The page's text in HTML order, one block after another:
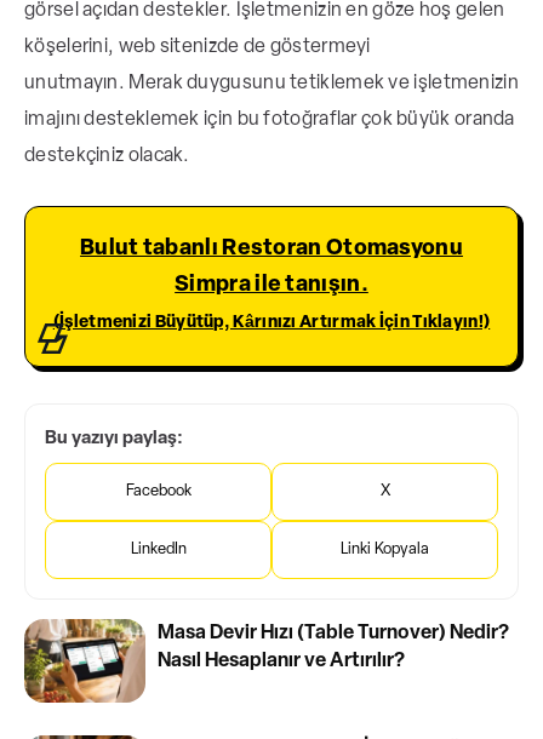
görsel açıdan destekler. İşletmenizin en göze hoş gelen
köşelerini, web sitenizde de göstermeyi
unutmayın. Merak duygusunu tetiklemek ve işletmenizin
imajını desteklemek için bu fotoğraflar çok büyük oranda
destekçiniz olacak.
Bulut tabanlı Restoran Otomasyonu
Simpra ile tanışın.
(İşletmenizi Büyütüp, Kârınızı Artırmak İçin Tıklayın!)
Bu yazıyı paylaş:
Facebook X
LinkedIn Linki Kopyala
Masa Devir Hızı (Table Turnover) Nedir?
Nasıl Hesaplanır ve Artırılır?